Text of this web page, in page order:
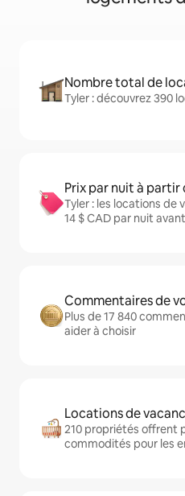
Nombre total de
Tyler : découvrez 390
Prix par nuit à partir
Tyler : les locations de
14 $ CAD par nuit
Commentaires de
Plus de 17 840
aider à choisir
Locations de
210 propriétés offrent
commodités pour les